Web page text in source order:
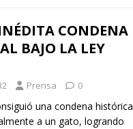
CONDENA
BAJO LA LEY
Prensa 0
una condena histórica
a un gato, logrando